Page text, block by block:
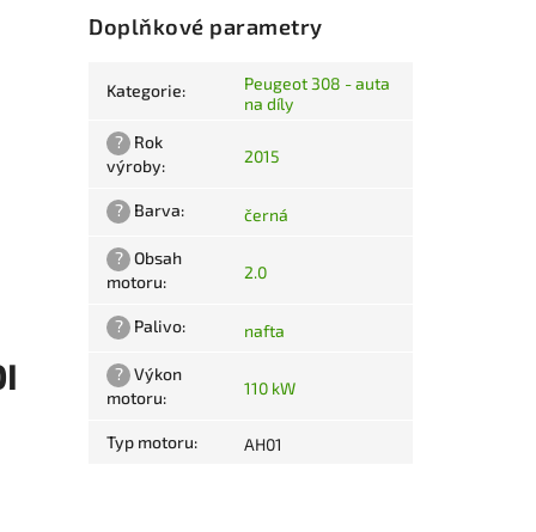
Doplňkové parametry
Kategorie:
Peugeot 308 - auta
na díly
? Rok
výroby: 2015
? Barva: černá
? Obsah
motoru: 2.0
? Palivo: nafta
? Výkon
motoru: 110 kW
Typ motoru: AH01